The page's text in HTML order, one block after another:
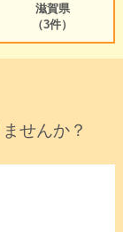
滋賀県
（3件）
せんか？